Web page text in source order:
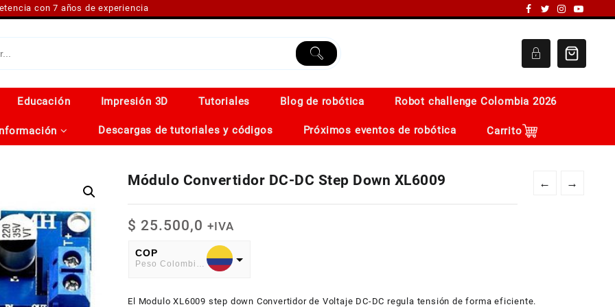
con 7 años de experiencia
Educación Impresión 3D Tutoriales Blog de robótica Robot challenge Colombia 2026
Descargas de tutoriales y códigos Próximos eventos de robótica Carrito
← →
Módulo Convertidor DC-DC Step Down XL6009
$ 25.500,0 +IVA
COP
Peso Colombiano
American Dollar
El Modulo XL6009 step down Convertidor de Voltaje DC-DC regula tensión de forma eficiente.